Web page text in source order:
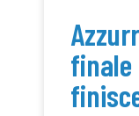
finale